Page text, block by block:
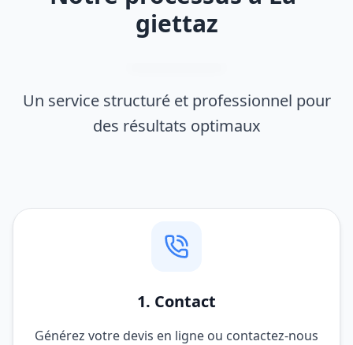
giettaz
Un service structuré et professionnel pour
des résultats optimaux
1. Contact
Générez votre devis en ligne ou contactez-nous